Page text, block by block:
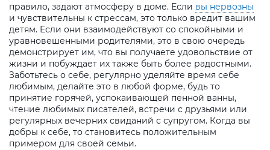
правило, задают атмосферу в доме. Если вы нервозны
и чувствительны к стрессам, это только вредит вашим
детям. Если они взаимодействуют со спокойными и
уравновешенными родителями, это в свою очередь
демонстрирует им, что вы получаете удовольствие от
жизни и побуждает их также быть более радостными.
Заботьтесь о себе, регулярно уделяйте время себе
любимым, делайте это в любой форме, будь то
принятие горячей, успокаивающей пенной ванны,
чтение любимых писателей, встречи с друзьями или
регулярных вечерних свиданий с супругом. Когда вы
добры к себе, то становитесь положительным
примером для своей семьи.